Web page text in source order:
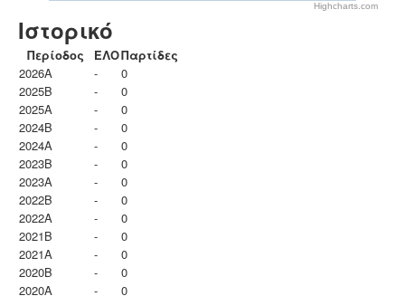
Highcharts.com
Ιστορικό
Περίοδος ΕΛΟΠαρτίδες
2026A
-
0
2025B
-
0
2025A
-
0
2024B
-
0
2024A
-
0
2023B
-
0
2023Α
-
0
2022B
-
0
2022A
-
0
2021B
-
0
2021A
-
0
2020B
-
0
2020A
- 0